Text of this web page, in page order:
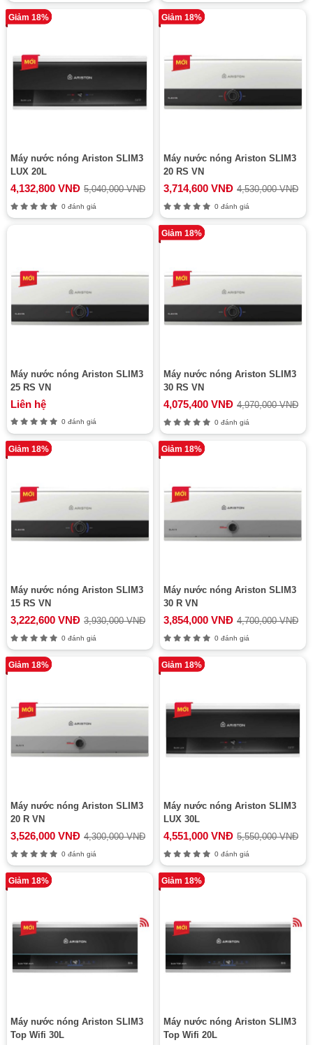
Giảm 18%
Máy nước nóng Ariston SLIM3
LUX 20L
4,132,800 VNĐ 5,040,000 VNĐ
0 đánh giá
Giảm 18%
Máy nước nóng Ariston SLIM3
20 RS VN
3,714,600 VNĐ 4,530,000 VNĐ
0 đánh giá
Máy nước nóng Ariston SLIM3
25 RS VN
Liên hệ
0 đánh giá
Giảm 18%
Máy nước nóng Ariston SLIM3
30 RS VN
4,075,400 VNĐ 4,970,000 VNĐ
0 đánh giá
Giảm 18%
Máy nước nóng Ariston SLIM3
15 RS VN
3,222,600 VNĐ 3,930,000 VNĐ
0 đánh giá
Giảm 18%
Máy nước nóng Ariston SLIM3
30 R VN
3,854,000 VNĐ 4,700,000 VNĐ
0 đánh giá
Giảm 18%
Máy nước nóng Ariston SLIM3
20 R VN
3,526,000 VNĐ 4,300,000 VNĐ
0 đánh giá
Giảm 18%
Máy nước nóng Ariston SLIM3
LUX 30L
4,551,000 VNĐ 5,550,000 VNĐ
0 đánh giá
Giảm 18%
Máy nước nóng Ariston SLIM3
Top Wifi 30L
Giảm 18%
Máy nước nóng Ariston SLIM3
Top Wifi 20L